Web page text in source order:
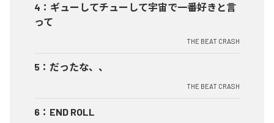
4 ： ギューしてチューして宇宙で一番好きと言
って
THE BEAT CRASH
5 ： だったな、、
THE BEAT CRASH
6 ： END ROLL